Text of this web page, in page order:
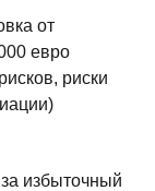
от
евро
риски
избыточный